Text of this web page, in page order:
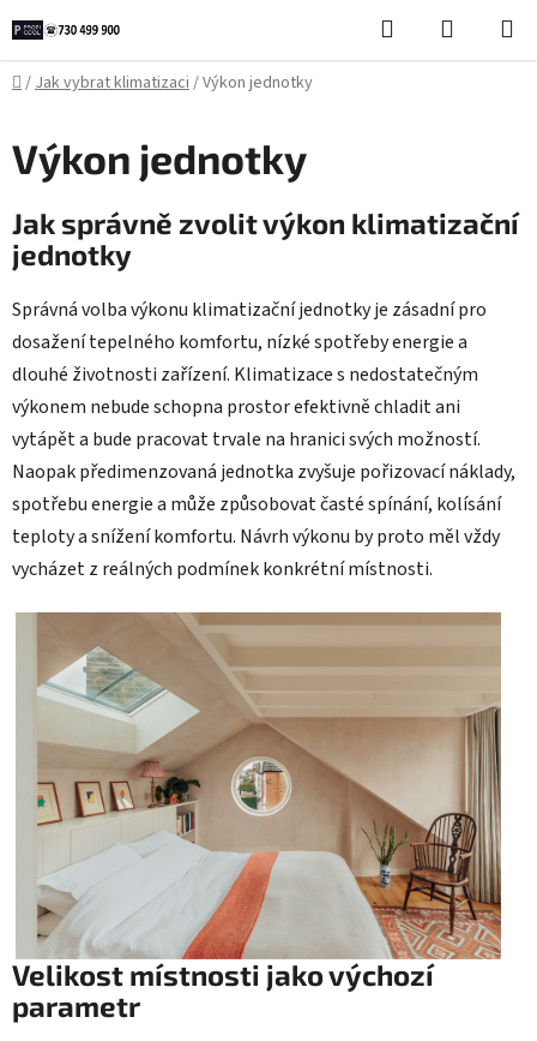
na
obsah
Hledat
KOŠÍK
Domů
/Jak vybrat klimatizaci/Výkon jednotky
Výkon jednotky
Jak správně zvolit výkon klimatizační
jednotky
Správná volba výkonu klimatizační jednotky je zásadní pro
dosažení tepelného komfortu, nízké spotřeby energie a
dlouhé životnosti zařízení. Klimatizace s nedostatečným
výkonem nebude schopna prostor efektivně chladit ani
vytápět a bude pracovat trvale na hranici svých možností.
Naopak předimenzovaná jednotka zvyšuje pořizovací náklady,
spotřebu energie a může způsobovat časté spínání, kolísání
teploty a snížení komfortu. Návrh výkonu by proto měl vždy
vycházet z reálných podmínek konkrétní místnosti.
Velikost místnosti jako výchozí
parametr